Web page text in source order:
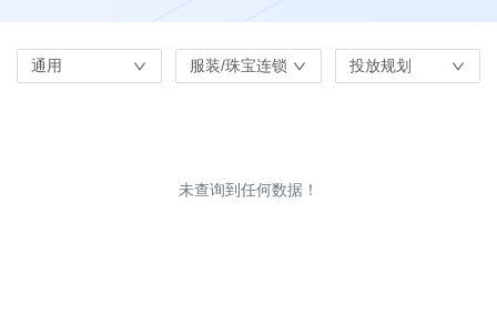
通用 服装/珠宝连锁 投放规划
未查询到任何数据！